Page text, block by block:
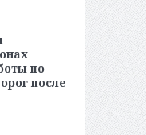
по
после